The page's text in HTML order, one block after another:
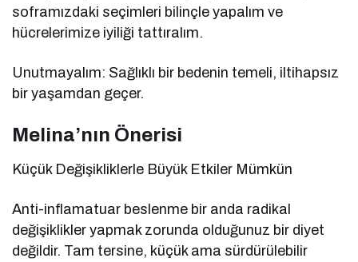
soframızdaki seçimleri bilinçle yapalım ve
hücrelerimize iyiliği tattıralım.
Unutmayalım: Sağlıklı bir bedenin temeli, iltihapsız
bir yaşamdan geçer.
Melina’nın Önerisi
Küçük Değişikliklerle Büyük Etkiler Mümkün
Anti-inflamatuar beslenme bir anda radikal
değişiklikler yapmak zorunda olduğunuz bir diyet
değildir. Tam tersine, küçük ama sürdürülebilir